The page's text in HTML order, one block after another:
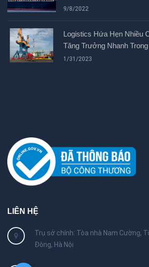
9/8/2022
Logistics Hứa Hẹn Nhiều
Tăng Trưởng Nhanh
1/31/2023
LIÊN HỆ
Trụ sở chính: Tòa nhà Nam Cường,
Đông, Hà Nội